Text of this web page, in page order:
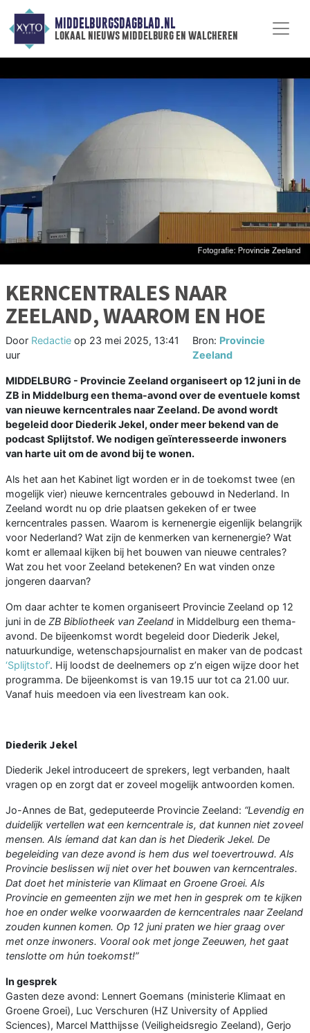
MIDDELBURGSDAGBLAD.NL
lokaal nieuws middelburg en walcheren
KERNCENTRALES NAAR
ZEELAND, WAAROM EN HOE
Door Redactie op 23 mei 2025, 13:41
uur
Bron: Provincie
Zeeland
MIDDELBURG - Provincie Zeeland organiseert op 12 juni in de
ZB in Middelburg een thema-avond over de eventuele komst
van nieuwe kerncentrales naar Zeeland. De avond wordt
begeleid door Diederik Jekel, onder meer bekend van de
podcast Splijtstof. We nodigen geïnteresseerde inwoners
van harte uit om de avond bij te wonen.
Als het aan het Kabinet ligt worden er in de toekomst twee (en
mogelijk vier) nieuwe kerncentrales gebouwd in Nederland. In
Zeeland wordt nu op drie plaatsen gekeken of er twee
kerncentrales passen. Waarom is kernenergie eigenlijk belangrijk
voor Nederland? Wat zijn de kenmerken van kernenergie? Wat
komt er allemaal kijken bij het bouwen van nieuwe centrales?
Wat zou het voor Zeeland betekenen? En wat vinden onze
jongeren daarvan?
Om daar achter te komen organiseert Provincie Zeeland op 12
juni in de ZB Bibliotheek van Zeeland in Middelburg een thema-
avond. De bijeenkomst wordt begeleid door Diederik Jekel,
natuurkundige, wetenschapsjournalist en maker van de podcast
‘Splijtstof’. Hij loodst de deelnemers op z’n eigen wijze door het
programma. De bijeenkomst is van 19.15 uur tot ca 21.00 uur.
Vanaf huis meedoen via een livestream kan ook.
Diederik Jekel
Diederik Jekel introduceert de sprekers, legt verbanden, haalt
vragen op en zorgt dat er zoveel mogelijk antwoorden komen.
Jo-Annes de Bat, gedeputeerde Provincie Zeeland: “Levendig en
duidelijk vertellen wat een kerncentrale is, dat kunnen niet zoveel
mensen. Als íemand dat kan dan is het Diederik Jekel. De
begeleiding van deze avond is hem dus wel toevertrouwd. Als
Provincie beslissen wij niet over het bouwen van kerncentrales.
Dat doet het ministerie van Klimaat en Groene Groei. Als
Provincie en gemeenten zijn we met hen in gesprek om te kijken
hoe en onder welke voorwaarden de kerncentrales naar Zeeland
zouden kunnen komen. Op 12 juni praten we hier graag over
met onze inwoners. Vooral ook met jonge Zeeuwen, het gaat
tenslotte om hún toekomst!”
In gesprek
Gasten deze avond: Lennert Goemans (ministerie Klimaat en
Groene Groei), Luc Verschuren (HZ University of Applied
Sciences), Marcel Matthijsse (Veiligheidsregio Zeeland), Gerjo